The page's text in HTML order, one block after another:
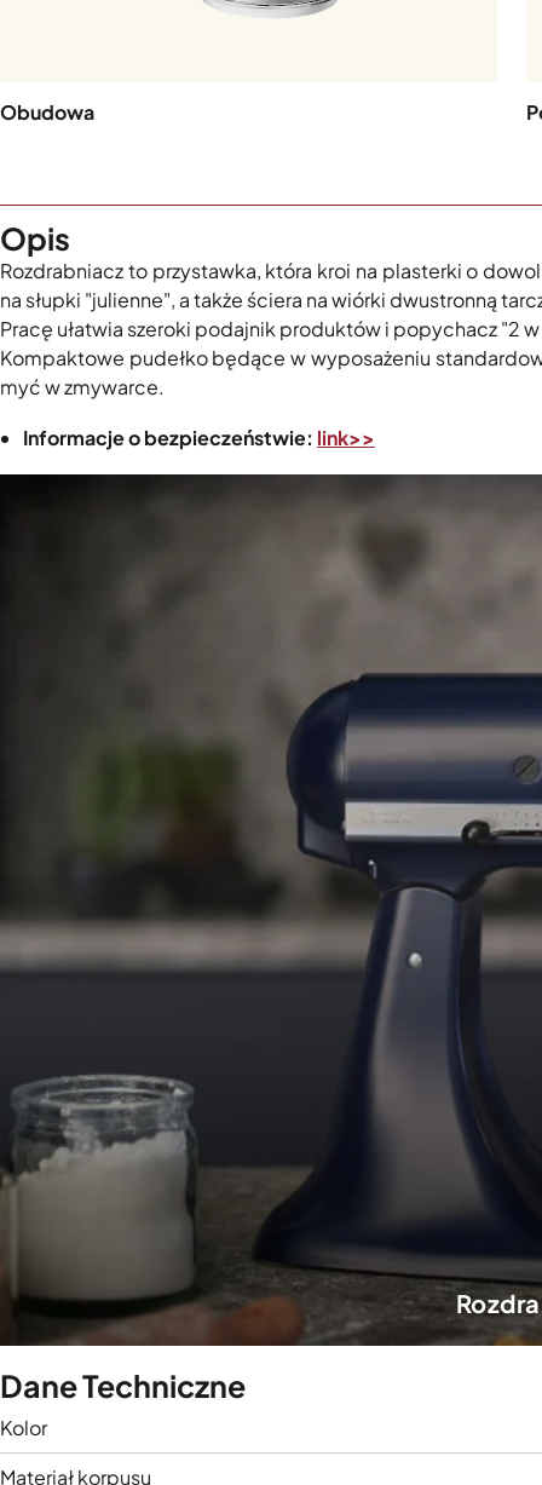
Obudowa
Opis
Rozdrabniacz to przystawka, która kroi na plasterki o
na słupki "julienne", a także ściera na wiórki dwustronną
Pracę ułatwia szeroki podajnik produktów i popychacz "2
Kompaktowe pudełko będące w wyposażeniu
myć w zmywarce.
Informacje o bezpieczeństwie: link>>
Dane Techniczne
Kolor
Materiał korpusu